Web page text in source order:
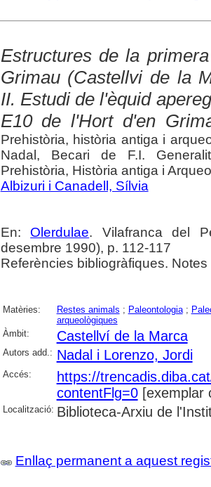
Estructures de la
Grimau (Castellvi de la
II. Estudi de l'èquid
E10 de l'Hort d'en
Prehistòria, història antiga i
Nadal, Becari de F.I.
Prehistòria, Història antiga i
Albizuri i Canadell, Sílvia
En: Olerdulae. Vilafranca del
desembre 1990), p. 112-117
Referències bibliogràfiques.
Matèries: Restes animals ; Paleontologia;
arqueològiques
Àmbit:
Castellví de la Marca
Autors add.: Nadal i Lorenzo, Jordi
Accés:
https://
contentFlg=0[exemplar
Localització: Biblioteca-Arxiu de
Enllaç permanent a aquest